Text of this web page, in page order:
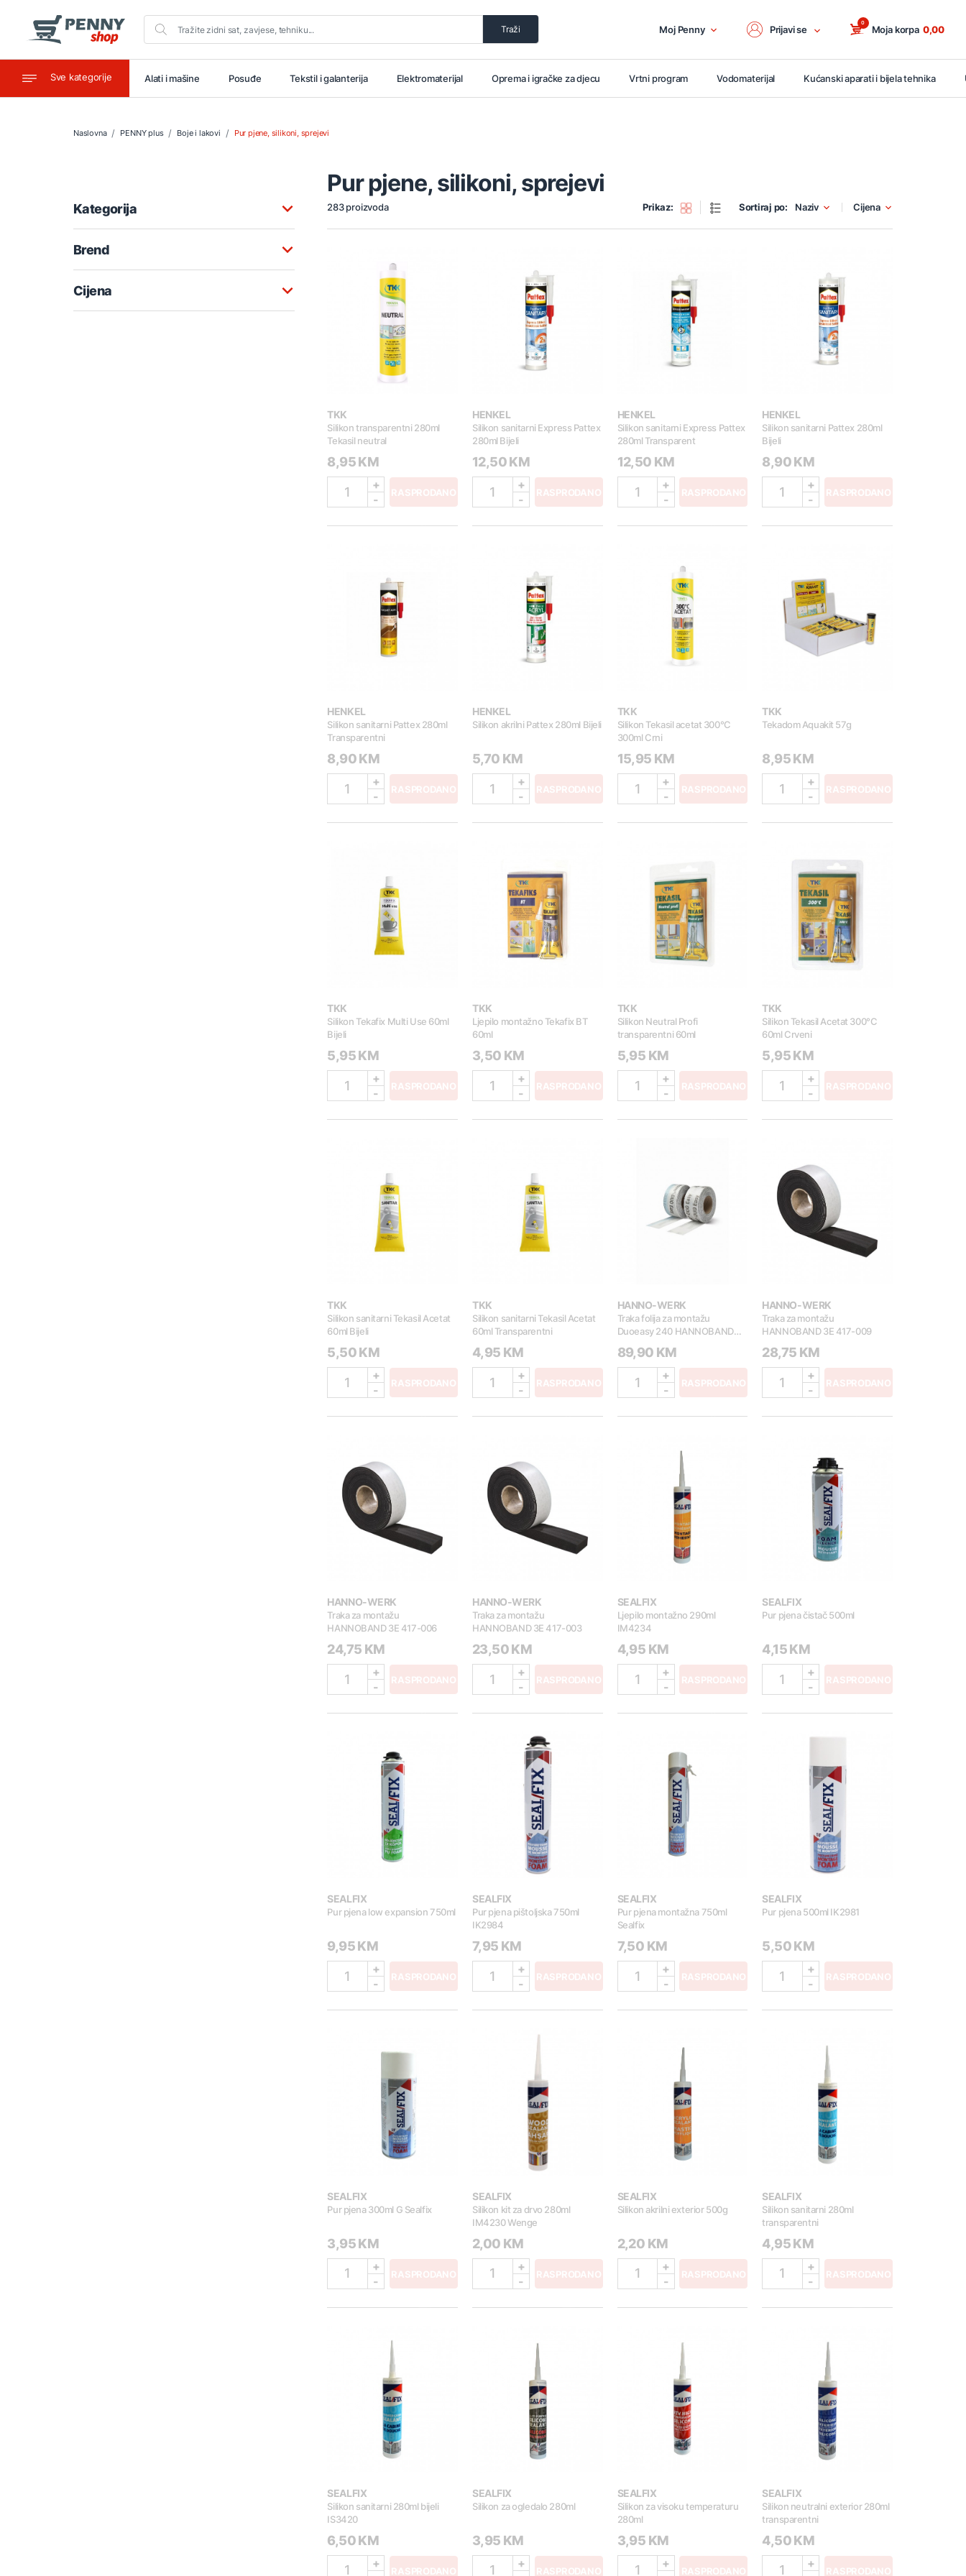
Traži Moj Penny Prijavi se Moja korpa
0
0,00
Sve kategorije
Ugostiteljstvo Alati i mašine Posuđe Tekstil i galanterija Elektromaterijal Oprema i igračke za djecu Vrtni program Vodomaterijal Kućanski aparati i bijela tehnika
Naslovna PENNY plus Boje i lakovi Pur pjene, silikoni, sprejevi
Pur pjene, silikoni, sprejevi
283 proizvoda Prikaz: Sortiraj po: Naziv Cijena
Kategorija
Brend
Cijena
TKK
Silikon transparentni 280ml
Tekasil neutral
8,95 KM
1
+
-
RASPRODANO
HENKEL
Silikon sanitarni Express Pattex
280ml Bijeli
12,50 KM
1
+
-
RASPRODANO
HENKEL
Silikon sanitarni Express Pattex
280ml Transparent
12,50 KM
1
+
-
RASPRODANO
HENKEL
Silikon sanitarni Pattex 280ml
Bijeli
8,90 KM
1
+
-
RASPRODANO
HENKEL
Silikon sanitarni Pattex 280ml
Transparentni
8,90 KM
1
+
-
RASPRODANO
HENKEL
Silikon akrilni Pattex 280ml Bijeli
5,70 KM
1
+
-
RASPRODANO
TKK
Silikon Tekasil acetat 300°C
300ml Crni
15,95 KM
1
+
-
RASPRODANO
TKK
Tekadom Aquakit 57g
8,95 KM
1
+
-
RASPRODANO
TKK
Silikon Tekafix Multi Use 60ml
Bijeli
5,95 KM
1
+
-
RASPRODANO
TKK
Ljepilo montažno Tekafix BT
60ml
3,50 KM
1
+
-
RASPRODANO
TKK
Silikon Neutral Profi
transparentni 60ml
5,95 KM
1
+
-
RASPRODANO
TKK
Silikon Tekasil Acetat 300°C
60ml Crveni
5,95 KM
1
+
-
RASPRODANO
TKK
Silikon sanitarni Tekasil Acetat
60ml Bijeli
5,50 KM
1
+
-
RASPRODANO
TKK
Silikon sanitarni Tekasil Acetat
60ml Transparentni
4,95 KM
1
+
-
RASPRODANO
HANNO-WERK
Traka folija za montažu
Duoeasy 240 HANNOBAND
89,90 KM
1
+
-
RASPRODANO
HANNO-WERK
Traka za montažu
HANNOBAND 3E 417-009
28,75 KM
1
+
-
RASPRODANO
HANNO-WERK
Traka za montažu
HANNOBAND 3E 417-006
24,75 KM
1
+
-
RASPRODANO
HANNO-WERK
Traka za montažu
HANNOBAND 3E 417-003
23,50 KM
1
+
-
RASPRODANO
SEALFIX
Ljepilo montažno 290ml
IM4234
4,95 KM
1
+
-
RASPRODANO
SEALFIX
Pur pjena čistač 500ml
4,15 KM
1
+
-
RASPRODANO
SEALFIX
Pur pjena low expansion 750ml
9,95 KM
1
+
-
RASPRODANO
SEALFIX
Pur pjena pištoljska 750ml
IK2984
7,95 KM
1
+
-
RASPRODANO
SEALFIX
Pur pjena montažna 750ml
Sealfix
7,50 KM
1
+
-
RASPRODANO
SEALFIX
Pur pjena 500ml IK2981
5,50 KM
1
+
-
RASPRODANO
SEALFIX
Pur pjena 300ml G Sealfix
3,95 KM
1
+
-
RASPRODANO
SEALFIX
Silikon kit za drvo 280ml
IM4230 Wenge
2,00 KM
1
+
-
RASPRODANO
SEALFIX
Silikon akrilni exterior 500g
2,20 KM
1
+
-
RASPRODANO
SEALFIX
Silikon sanitarni 280ml
transparentni
4,95 KM
1
+
-
RASPRODANO
SEALFIX
Silikon sanitarni 280ml bijeli
IS3420
6,50 KM
1
+
RASPRODANO
SEALFIX
Silikon za ogledalo 280ml
3,95 KM
1
+
RASPRODANO
SEALFIX
Silikon za visoku temperaturu
280ml
3,95 KM
1
+
RASPRODANO
SEALFIX
Silikon neutralni exterior 280ml
transparentni
4,50 KM
1
+
RASPRODANO